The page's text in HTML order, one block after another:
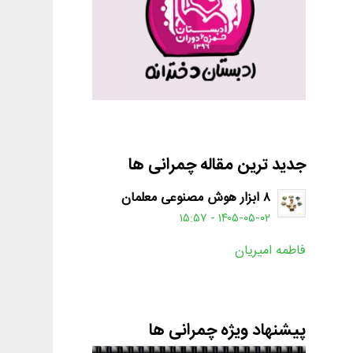
جدید ترین مقاله چمرانی ها
۸ ابزار هوش مصنوعی معلمان
۱۴۰۵-۰۵-۰۲ - ۱۵:۵۷
فاطمه امیریان
پیشنهاد ویژه چمرانی ها